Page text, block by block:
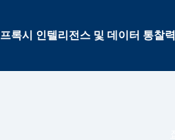
프록시 인텔리전스 및 데이터 통찰력